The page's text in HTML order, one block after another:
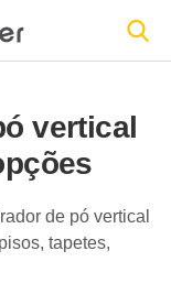
vertical
de pó vertical
tapetes,